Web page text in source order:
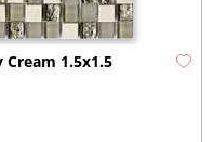
1.5x1.5